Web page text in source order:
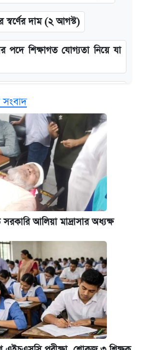
দাম (২ আগস্ট)
পদে শিক্ষাগত যোগ্যতা নিয়ে যা
হলে সমকামিতার অভিযোগে দুইজন
ফের বেড়েছে সোনার দাম
তে যৌনকর্মীর দালাল অ্যাডলফ
আবেদন শুরু, জেনে নিন পদ্ধতি
যেসব মার্কেট-দোকানপাট
ভর্তি আবেদন, জানাল কর্তৃপক্ষ
চূড়ান্ত পর্যায়ে, যা জানালেন
সংবাদ
আলিয়া মাদ্রাসার অধ্যক্ষ